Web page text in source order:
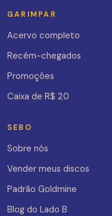
GARIMPAR
Acervo completo
Recém-chegados
Promoções
Caixa de R$ 20
SEBO
Sobre nós
Vender meus discos
Padrão Goldmine
Blog do Lado B